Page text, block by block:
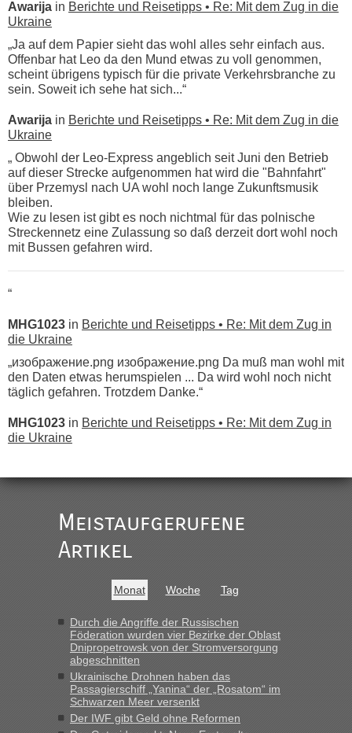
Awarija in Berichte und Reisetipps • Re: Mit dem Zug in die
Ukraine
„Ja auf dem Papier sieht das wohl alles sehr einfach aus.
Offenbar hat Leo da den Mund etwas zu voll genommen,
scheint übrigens typisch für die private Verkehrsbranche zu
sein. Soweit ich sehe hat sich...“
Awarija in Berichte und Reisetipps • Re: Mit dem Zug in die
Ukraine
„ Obwohl der Leo-Express angeblich seit Juni den Betrieb
auf dieser Strecke aufgenommen hat wird die "Bahnfahrt"
über Przemysl nach UA wohl noch lange Zukunftsmusik
bleiben.
Wie zu lesen ist gibt es noch nichtmal für das polnische
Streckennetz eine Zulassung so daß derzeit dort wohl noch
mit Bussen gefahren wird.
“
MHG1023 in Berichte und Reisetipps • Re: Mit dem Zug in
die Ukraine
„изображение.png изображение.png Da muß man wohl mit
den Daten etwas herumspielen ... Da wird wohl noch nicht
täglich gefahren. Trotzdem Danke.“
MHG1023 in Berichte und Reisetipps • Re: Mit dem Zug in
die Ukraine
Ist korrekt, aber ich finde man hätte trotzdem im Text gleich
darauf hinweisen können.
War aber nicht "böse" gemeint ...
buchbar - warum auch immer ...
Hab´s versucht - bekomme aber immer angezeigt "auf dieser
Strecke fahren wir nicht"
inBerichte und Reisetipps • Re: Mit dem Zug in
die Ukraine
Meistaufgerufene
Artikel
Monat Woche Tag
Durch die Angriffe der Russischen
Föderation wurden vier Bezirke der Oblast
Dnipropetrowsk von der Stromversorgung
abgeschnitten
Ukrainische Drohnen haben das
Passagierschiff „Yanina“ der „Rosatom“ im
Schwarzen Meer versenkt
Der IWF gibt Geld ohne Reformen